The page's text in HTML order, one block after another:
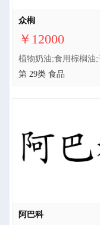
众榈
￥12000
第 29类 食品
阿巴科